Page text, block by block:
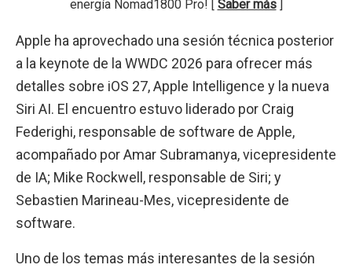
energía Nomad1800 Pro! [ Saber más]
Apple ha aprovechado una sesión técnica posterior
a la keynote de la WWDC 2026 para ofrecer más
detalles sobre iOS 27, Apple Intelligence y la nueva
Siri AI. El encuentro estuvo liderado por Craig
Federighi, responsable de software de Apple,
acompañado por Amar Subramanya, vicepresidente
de IA; Mike Rockwell, responsable de Siri; y
Sebastien Marineau-Mes, vicepresidente de
software.
Uno de los temas más interesantes de la sesión